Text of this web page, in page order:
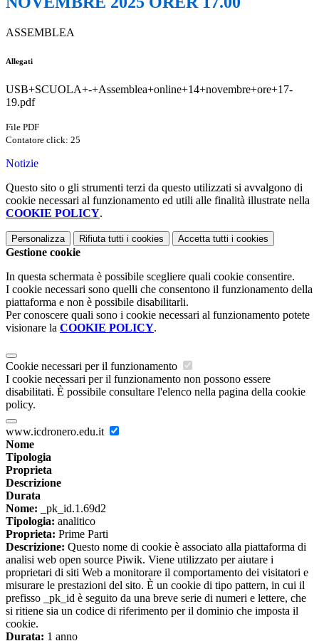
ASSEMBLEA
Allegati
USB+SCUOLA+-+Assemblea+online+14+novembre+ore+17-
19.pdf
File PDF
Contatore click: 25
Notizie
Questo sito o gli strumenti terzi da questo utilizzati si avvalgono di
cookie necessari al funzionamento ed utili alle finalità illustrate nella
COOKIE POLICY.
Personalizza Rifiuta tutti i cookies Accetta tutti i cookies
Gestione cookie
In questa schermata è possibile scegliere quali cookie consentire.
I cookie necessari sono quelli che consentono il funzionamento della
piattaforma e non è possibile disabilitarli.
Per conoscere quali sono i cookie necessari al funzionamento potete
visionare la COOKIE POLICY.
Cookie necessari per il funzionamento
I cookie necessari per il funzionamento non possono essere
disabilitati. È possibile consultare l'elenco nella pagina della cookie
policy.
www.icdronero.edu.it
Nome
Tipologia
Proprieta
Descrizione
Durata
Nome: _pk_id.1.69d2
Tipologia: analitico
Proprieta: Prime Parti
Descrizione: Questo nome di cookie è associato alla piattaforma di
analisi web open source Piwik. Viene utilizzato per aiutare i
proprietari di siti Web a monitorare il comportamento dei visitatori e
misurare le prestazioni del sito. È un cookie di tipo pattern, in cui il
prefisso _pk_id è seguito da una breve serie di numeri e lettere, che
si ritiene sia un codice di riferimento per il dominio che imposta il
cookie.
Durata: 1 anno